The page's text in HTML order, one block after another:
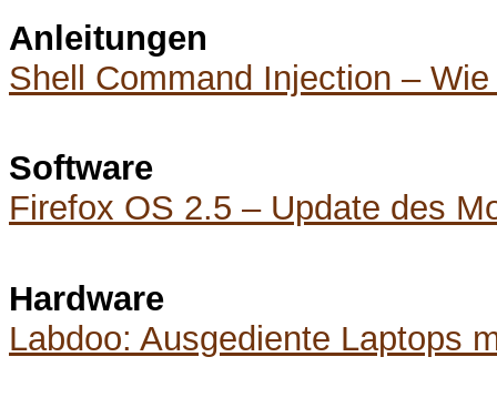
Anleitungen
Shell Command Injection –
Software
Firefox OS 2.5 – Update des
Hardware
Labdoo: Ausgediente Laptops